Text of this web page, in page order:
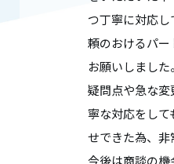
つ丁寧に対応
頼のおけるパ
お願いしました。
疑問点や急な
寧な対応をし
せできた為、非
今後は商談の